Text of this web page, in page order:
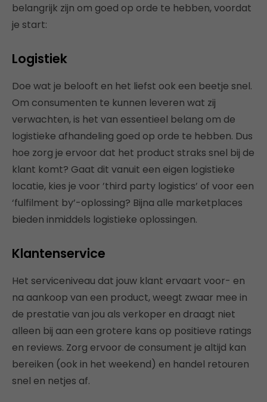
belangrijk zijn om goed op orde te hebben, voordat
je start:
Logistiek
Doe wat je belooft en het liefst ook een beetje snel.
Om consumenten te kunnen leveren wat zij
verwachten, is het van essentieel belang om de
logistieke afhandeling goed op orde te hebben. Dus
hoe zorg je ervoor dat het product straks snel bij de
klant komt? Gaat dit vanuit een eigen logistieke
locatie, kies je voor ’third party logistics’ of voor een
‘fulfilment by’-oplossing? Bijna alle marketplaces
bieden inmiddels logistieke oplossingen.
Klantenservice
Het serviceniveau dat jouw klant ervaart voor- en
na aankoop van een product, weegt zwaar mee in
de prestatie van jou als verkoper en draagt niet
alleen bij aan een grotere kans op positieve ratings
en reviews. Zorg ervoor de consument je altijd kan
bereiken (ook in het weekend) en handel retouren
snel en netjes af.